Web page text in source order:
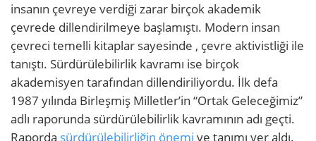
insanın çevreye verdiği zarar birçok akademik
çevrede dillendirilmeye başlamıştı. Modern insan
çevreci temelli kitaplar sayesinde , çevre aktivistliği ile
tanıştı. Sürdürülebilirlik kavramı ise birçok
akademisyen tarafından dillendiriliyordu. İlk defa
1987 yılında Birleşmiş Milletler’in “Ortak Geleceğimiz”
adlı raporunda sürdürülebilirlik kavramının adı geçti.
Raporda sürdürülebilirliğin önemi ve tanımı yer aldı.